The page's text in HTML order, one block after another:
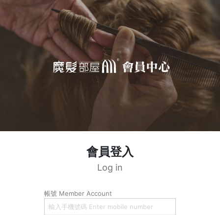
會員登入
Log in
帳號 Member Account